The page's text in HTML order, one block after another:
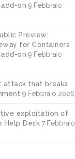
add-on 9 Febbraio
Preview:
for Containers
add-on 9 Febbraio
attack that breaks
9 Febbraio 2026
exploitation of
Help Desk 7 Febbraio